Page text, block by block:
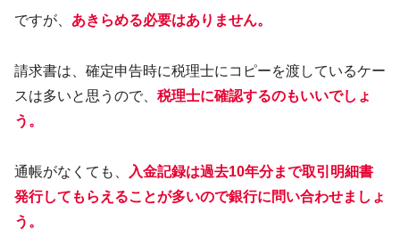
ですが、 あきらめる必要はありません。
請求書は、確定申告時に税理士にコピーを渡しているケー
スは多いと思うので、 税理士に確認するのもいいでしょ
う。
通帳がなくても、
入金記録は過去10年分まで取引明細書
発行してもらえることが多いので銀行に問い合わせましょ
う。